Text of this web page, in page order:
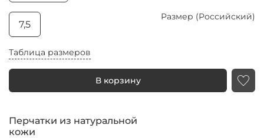
Перчатки из натуральной
кожи
Таблица размеров
В корзину
Размер (Российский)
7,5